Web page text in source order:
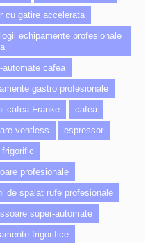
cu gatire accelerata
echipamente profesionale
automate cafea
gastro profesionale
cafea Franke
cafea
ventless
espressor
frigorific
profesionale
de spalat rufe profesionale
super-automate
frigorifice